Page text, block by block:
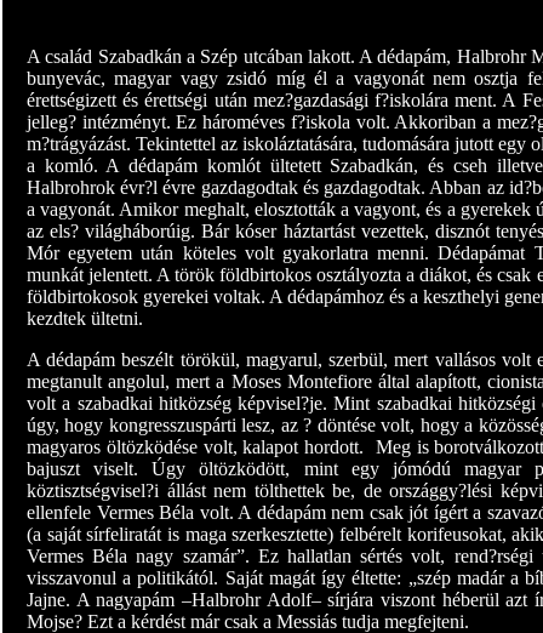
A család Szabadkán a Szép utcában lakott. A dédapám,
bunyevác, magyar vagy zsidó míg él a vagyonát nem osztja
érettségizett és érettségi után mez?gazdasági f?iskolára ment. A
jelleg? intézményt. Ez hároméves f?iskola volt. Akkoriban a
m?trágyázást. Tekintettel az iskoláztatására, tudomására jutott
a komló. A dédapám komlót ültetett Szabadkán, és cseh
Halbrohrok évr?l évre gazdagodtak és gazdagodtak. Abban az
a vagyonát. Amikor meghalt, elosztották a vagyont, és a gyerekek
az els? világháborúig. Bár kóser háztartást vezettek, disznót
Mór egyetem után köteles volt gyakorlatra menni. Dédapámat
munkát jelentett. A török földbirtokos osztályozta a diákot, és
földbirtokosok gyerekei voltak. A dédapámhoz és a keszthelyi
kezdtek ültetni.
A dédapám beszélt törökül, magyarul, szerbül, mert vallásos
megtanult angolul, mert a Moses Montefiore által alapított,
volt a szabadkai hitközség képvisel?je. Mint szabadkai
úgy, hogy kongresszuspárti lesz, az ? döntése volt, hogy a
magyaros öltözködése volt, kalapot hordott.
Meg is
bajuszt viselt. Úgy öltözködött, mint egy jómódú magyar
köztisztségvisel?i állást nem tölthettek be, de országgy?lési
ellenfele Vermes Béla volt. A dédapám nem csak jót ígért a
(a saját sírfeliratát is maga szerkesztette) felbérelt korifeusokat,
Vermes Béla nagy szamár”. Ez hallatlan sértés volt,
visszavonul a politikától. Saját magát így éltette: „szép madár
Jajne. A nagyapám –Halbrohr Adolf– sírjára viszont héberül
Mojse? Ezt a kérdést már csak a Messiás tudja megfejteni.